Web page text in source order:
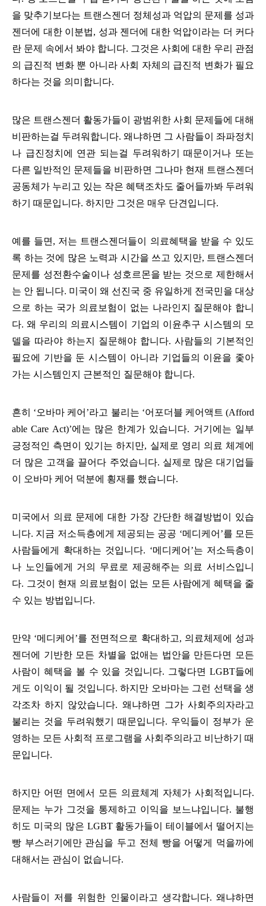
을 맞추기보다는 트랜스젠더 정체성과 억압의 문제를 성과
젠더에 대한 이분법, 성과 젠더에 대한 억압이라는 더 커다
란 문제 속에서 봐야 합니다. 그것은 사회에 대한 우리 관점
의 급진적 변화 뿐 아니라 사회 자체의 급진적 변화가 필요
하다는 것을 의미합니다.
많은 트랜스젠더 활동가들이 광범위한 사회 문제들에 대해
비판하는걸 두려워합니다. 왜냐하면 그 사람들이 좌파정치
나 급진정치에 연관 되는걸 두려워하기 때문이거나 또는
다른 일반적인 문제들을 비판하면 그나마 현재 트랜스젠더
공동체가 누리고 있는 작은 혜택조차도 줄어들까봐 두려워
하기 때문입니다. 하지만 그것은 매우 단견입니다.
예를 들면, 저는 트랜스젠더들이 의료혜택을 받을 수 있도
록 하는 것에 많은 노력과 시간을 쓰고 있지만, 트랜스젠더
문제를 성전환수술이나 성호르몬을 받는 것으로 제한해서
는 안 됩니다. 미국이 왜 선진국 중 유일하게 전국민을 대상
으로 하는 국가 의료보험이 없는 나라인지 질문해야 합니
다. 왜 우리의 의료시스템이 기업의 이윤추구 시스템의 모
델을 따라야 하는지 질문해야 합니다. 사람들의 기본적인
필요에 기반을 둔 시스템이 아니라 기업들의 이윤을 좇아
가는 시스템인지 근본적인 질문해야 합니다.
흔히 ‘오바마 케어’라고 불리는 ‘어포더블 케어액트 (Afford
able Care Act)’에는 많은 한계가 있습니다. 거기에는 일부
긍정적인 측면이 있기는 하지만, 실제로 영리 의료 체계에
더 많은 고객을 끌어다 주었습니다. 실제로 많은 대기업들
이 오바마 케어 덕분에 횡재를 했습니다.
미국에서 의료 문제에 대한 가장 간단한 해결방법이 있습
니다. 지금 저소득층에게 제공되는 공공 ‘메디케어’를 모든
사람들에게 확대하는 것입니다. ‘메디케어’는 저소득층이
나 노인들에게 거의 무료로 제공해주는 의료 서비스입니
다. 그것이 현재 의료보험이 없는 모든 사람에게 혜택을 줄
수 있는 방법입니다.
만약 ‘메디케어’를 전면적으로 확대하고, 의료체제에 성과
젠더에 기반한 모든 차별을 없애는 법안을 만든다면 모든
사람이 혜택을 볼 수 있을 것입니다. 그렇다면 LGBT들에
게도 이익이 될 것입니다. 하지만 오바마는 그런 선택을 생
각조차 하지 않았습니다. 왜냐하면 그가 사회주의자라고
불리는 것을 두려워했기 때문입니다. 우익들이 정부가 운
영하는 모든 사회적 프로그램을 사회주의라고 비난하기 때
문입니다.
하지만 어떤 면에서 모든 의료체계 자체가 사회적입니다.
문제는 누가 그것을 통제하고 이익을 보느냐입니다. 불행
히도 미국의 많은 LGBT 활동가들이 테이블에서 떨어지는
빵 부스러기에만 관심을 두고 전체 빵을 어떻게 먹을까에
대해서는 관심이 없습니다.
사람들이 저를 위험한 인물이라고 생각합니다. 왜냐하면